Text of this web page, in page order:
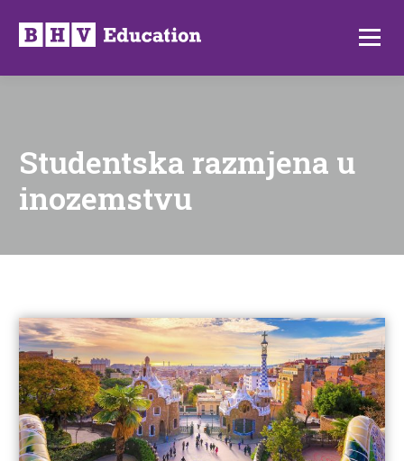
sadržaj
Studentska razmjena u
inozemstvu